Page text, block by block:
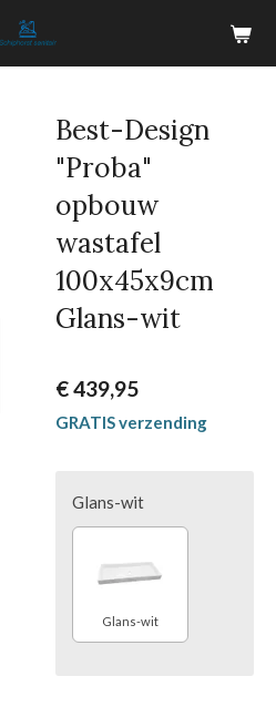
Best-Design
"Proba"
opbouw
wastafel
100x45x9cm
Glans-wit
€ 439,95
GRATIS verzending
Glans-wit
Glans-wit